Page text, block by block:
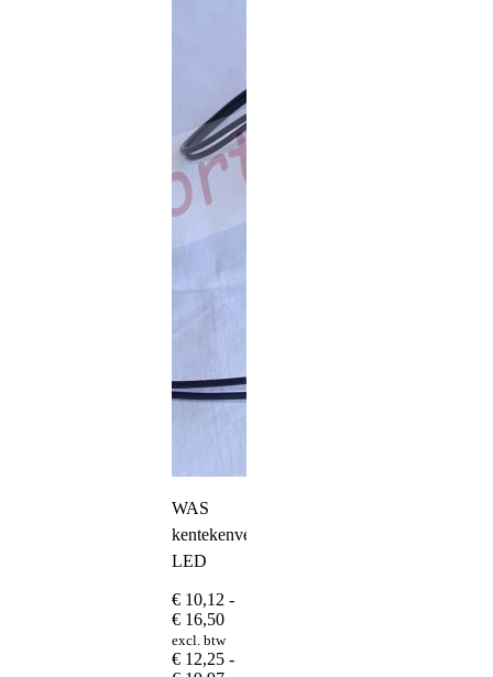
WAS
kentekenverlichting
LED
€ 10,12 -
€ 16,50Prijsklasse:
€ 10,12
tot
excl. btw
€ 12,25 -